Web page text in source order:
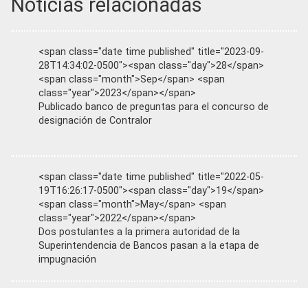
Noticias relacionadas
<span class="date time published" title="2023-09-
28T14:34:02-0500"><span class="day">28</span>
<span class="month">Sep</span> <span
class="year">2023</span></span>
Publicado banco de preguntas para el concurso de
designación de Contralor
<span class="date time published" title="2022-05-
19T16:26:17-0500"><span class="day">19</span>
<span class="month">May</span> <span
class="year">2022</span></span>
Dos postulantes a la primera autoridad de la
Superintendencia de Bancos pasan a la etapa de
impugnación